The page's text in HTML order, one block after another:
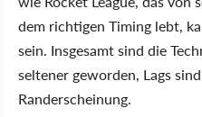
dem richtigen Timing lebt,
sein. Insgesamt sind die
seltener geworden, Lags
Randerscheinung.